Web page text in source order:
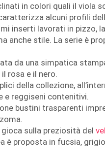
in colori quali il viola
alcuni profili
inserti lavorati in pizzo,
anche stile. La serie è
da una simpatica
rosa e il nero.
della collezione,
e reggiseni contenitivi.
bustini trasparenti
gioca sulla preziosità del
è proposta in fucsia,